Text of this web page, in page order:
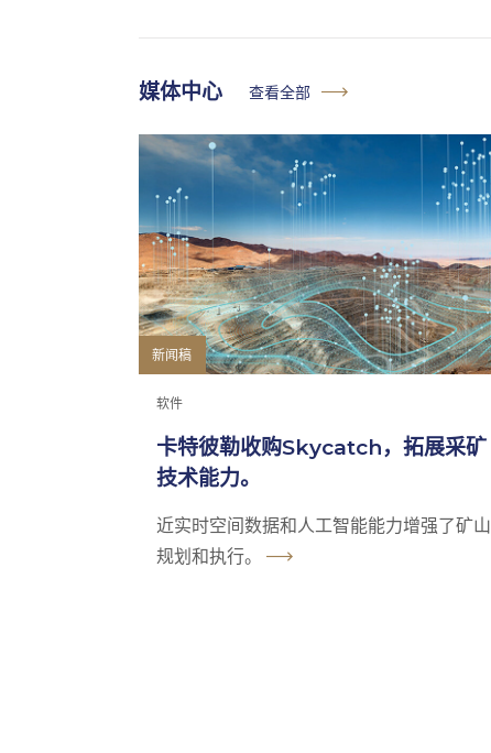
媒体中心 查看全部
新闻稿
软件
卡特彼勒收购Skycatch，拓展采矿
技术能力。
近实时空间数据和人工智能能力增强了矿山
规划和执行。